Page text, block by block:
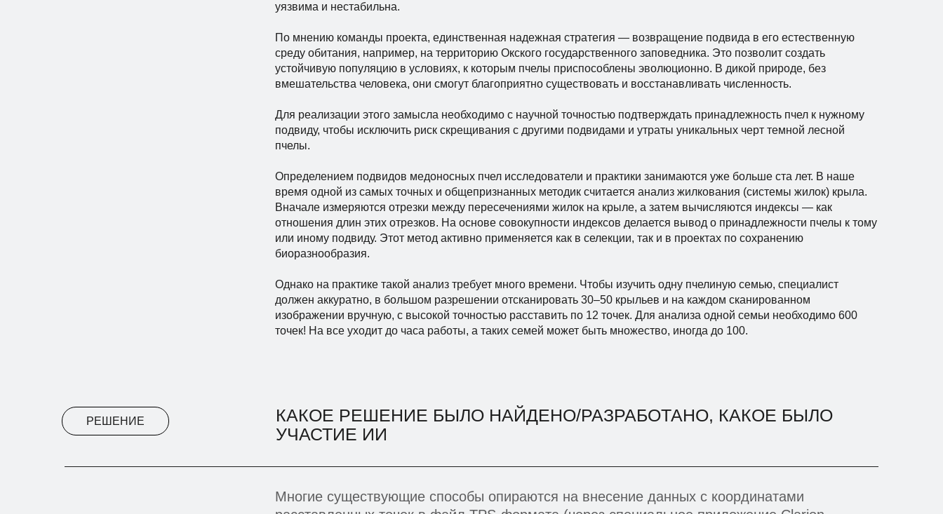
уязвима и нестабильна.
По мнению команды проекта, единственная надежная стратегия — возвращение подвида в его естественную
среду обитания, например, на территорию Окского государственного заповедника. Это позволит создать
устойчивую популяцию в условиях, к которым пчелы приспособлены эволюционно. В дикой природе, без
вмешательства человека, они смогут благоприятно существовать и восстанавливать численность.
Для реализации этого замысла необходимо с научной точностью подтверждать принадлежность пчел к нужному
подвиду, чтобы исключить риск скрещивания с другими подвидами и утраты уникальных черт темной лесной
пчелы.
Определением подвидов медоносных пчел исследователи и практики занимаются уже больше ста лет. В наше
время одной из самых точных и общепризнанных методик считается анализ жилкования (системы жилок) крыла.
Вначале измеряются отрезки между пересечениями жилок на крыле, а затем вычисляются индексы — как
отношения длин этих отрезков. На основе совокупности индексов делается вывод о принадлежности пчелы к тому
или иному подвиду. Этот метод активно применяется как в селекции, так и в проектах по сохранению
биоразнообразия.
Однако на практике такой анализ требует много времени. Чтобы изучить одну пчелиную семью, специалист
должен аккуратно, в большом разрешении отсканировать 30–50 крыльев и на каждом сканированном
изображении вручную, с высокой точностью расставить по 12 точек. Для анализа одной семьи необходимо 600
точек! На все уходит до часа работы, а таких семей может быть множество, иногда до 100.
КАКОЕ РЕШЕНИЕ БЫЛО НАЙДЕНО/РАЗРАБОТАНО, КАКОЕ БЫЛО
УЧАСТИЕ ИИ
РЕШЕНИЕ
Многие существующие способы опираются на внесение данных с координатами